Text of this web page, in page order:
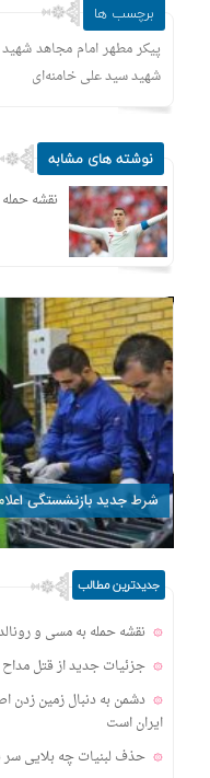
برچسب ها
پیکر مطهر امام مجاهد شهید
شهید سید علی خامنه‌ای
نوشته های مشابه
نقشه
شرط جدید بازنشستگی
جدیدترین مطالب
نقشه حمله به مسی و
جزئیات جدید از قتل
دشمن به دنبال زمین
ایران است
حذف لبنیات چه بلایی سر